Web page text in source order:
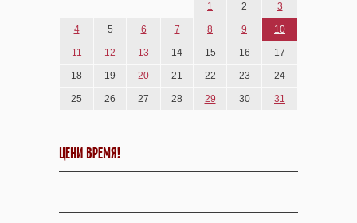
1 2 3
4 5 6 7 8 9 10
11 12 13 14 15 16 17
18 19 20 21 22 23 24
25 26 27 28 29 30 31
ЦЕНИ ВРЕМЯ!